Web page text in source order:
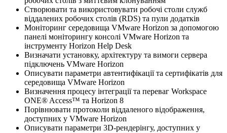
Створювати та використовувати робочі столи служб
віддалених робочих столів (RDS) та пули додатків
Моніторинг середовища VMware Horizon за допомогою
панелі моніторингу консолі VMware Horizon та
інструменту Horizon Help Desk
Визначати установку, архітектуру та вимоги сервера
підключень VMware Horizon
Описувати параметри автентифікації та сертифікатів для
середовища VMware Horizon
Визначення процесу інтеграції та переваг Workspace
ONE® Access™ та Horizon 8
Порівнювати протоколи віддаленого відображення,
доступних у VMware Horizon
Описувати параметри 3D-рендерінгу, доступних у